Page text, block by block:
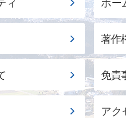
ィ ホー
著作
免責
アク